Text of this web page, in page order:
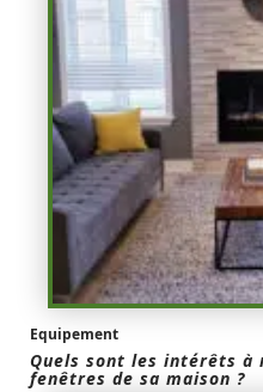
Equipement
Quels sont les intérêts à
fenêtres de sa maison ?